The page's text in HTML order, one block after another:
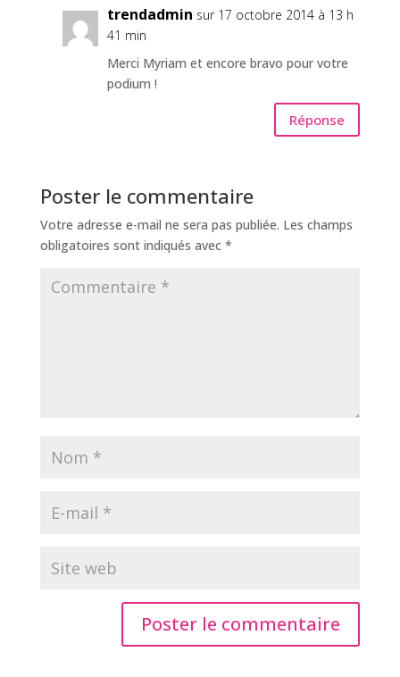
trendadmin sur 17 octobre 2014 à 13 h
41 min
Merci Myriam et encore bravo pour votre
podium !
Réponse
Poster le commentaire
Votre adresse e-mail ne sera pas publiée. Les champs
obligatoires sont indiqués avec *